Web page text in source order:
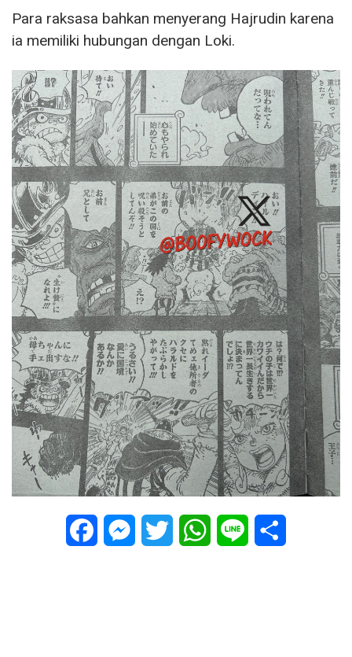
Para raksasa bahkan menyerang Hajrudin karena
ia memiliki hubungan dengan Loki.
FacebookMessenger
Twitter WhatsApp
Line